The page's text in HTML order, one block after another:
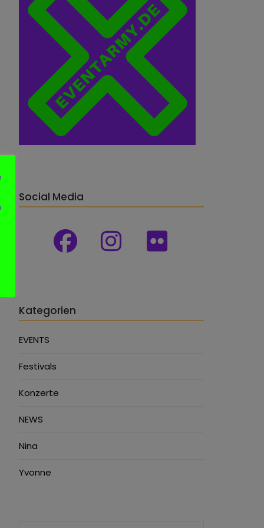
Social Media
Kategorien
EVENTS
Festivals
Konzerte
NEWS
Nina
Yvonne